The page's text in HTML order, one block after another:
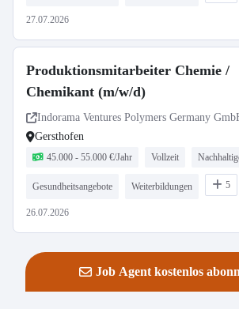
27.07.2026
Produktionsmitarbeiter Chemie /
Chemikant (m/w/d)
Indorama Ventures Polymers Germany
Gersthofen
45.000 - 55.000 €/Jahr Vollzeit
Gesundheitsangebote Weiterbildungen 5
26.07.2026
Job Agent kostenlos